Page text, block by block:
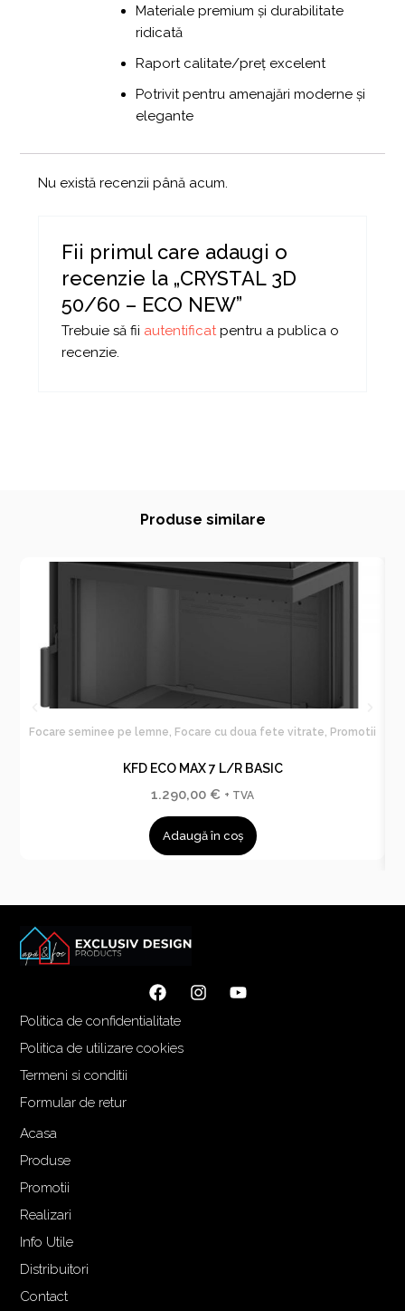
Materiale premium și durabilitate
ridicată
Raport calitate/preț excelent
Potrivit pentru amenajări moderne și
elegante
Nu există recenzii până acum.
Fii primul care adaugi o
recenzie la „CRYSTAL 3D
50/60 – ECO NEW”
Trebuie să fii autentificatpentru a publica o
recenzie.
Produse similare
Focare seminee pe lemne, Focare cu doua fete vitrate, Promotii
KFD ECO MAX 7 L/R BASIC
1.290,00 € + TVA
Adaugă în coș
Politica de confidentialitate
Politica de utilizare cookies
Termeni si conditii
Formular de retur
Acasa
Produse
Promotii
Realizari
Info Utile
Distribuitori
Contact